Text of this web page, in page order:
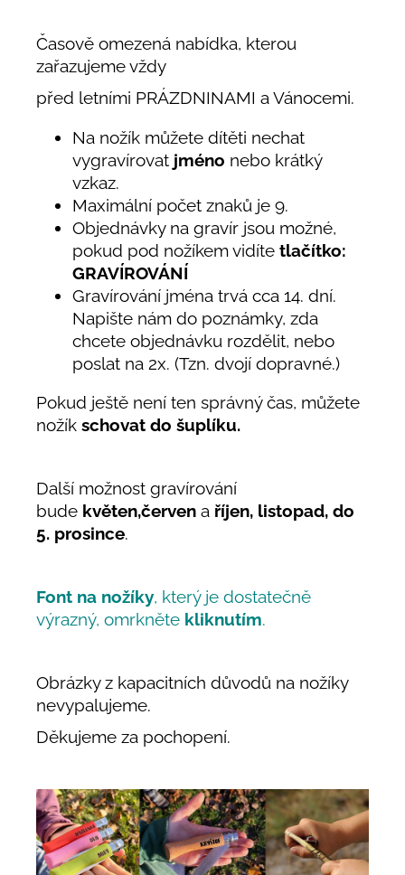
Časově omezená nabídka, kterou
zařazujeme vždy
před letními PRÁZDNINAMI a Vánocemi.
Na nožík můžete dítěti nechat
vygravírovat jméno nebo krátký
vzkaz.
Maximální počet znaků je 9.
Objednávky na gravír jsou možné,
pokud pod nožíkem vidíte tlačítko:
GRAVÍROVÁNÍ
Gravírování jména trvá cca 14. dní.
Napište nám do poznámky, zda
chcete objednávku rozdělit, nebo
poslat na 2x. (Tzn. dvojí dopravné.)
Pokud ještě není ten správný čas, můžete
nožík schovat do šuplíku.
Další možnost gravírování
bude květen,červen a říjen, listopad, do
5. prosince.
Font na nožíky, který je dostatečně
výrazný, omrkněte kliknutím.
Obrázky z kapacitních důvodů na nožíky
nevypalujeme.
Děkujeme za pochopení.